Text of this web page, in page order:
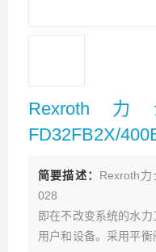
Rexroth
FD32FB2X/
简要描述： Rexroth力
028
即在不改变系统的水
用户和设备。采用平